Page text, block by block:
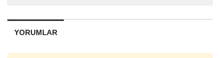
YORUMLAR